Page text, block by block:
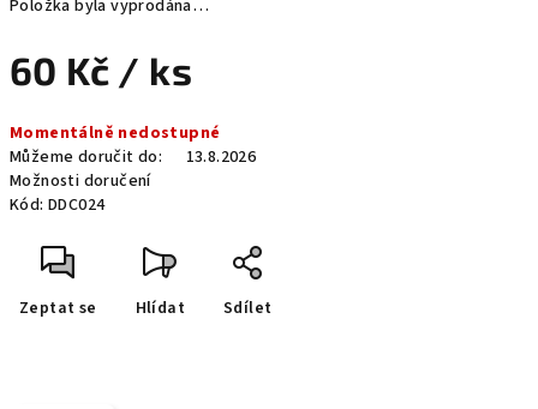
Položka byla vyprodána…
60 Kč / ks
cena:
Momentálně nedostupné
Můžeme doručit do:
13.8.2026
Možnosti doručení
Kód: DDC024
Zeptat se Hlídat Sdílet